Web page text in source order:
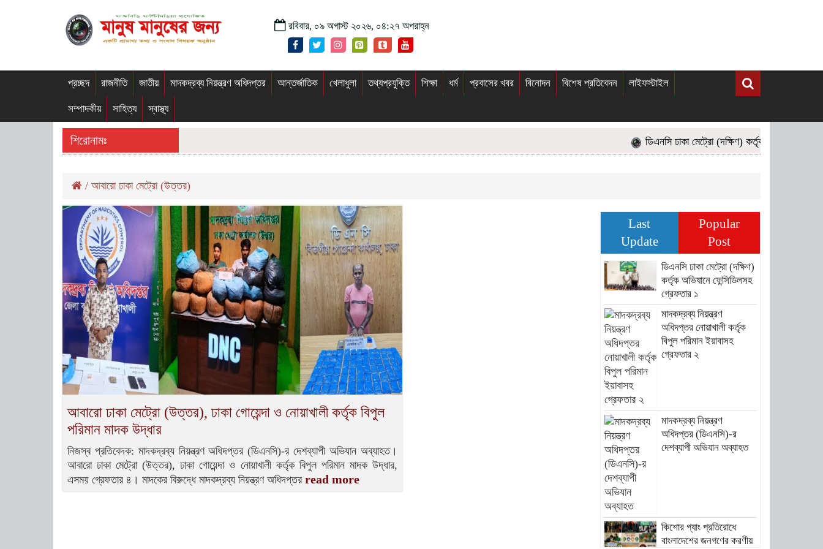
রবিবার, ০৯ অগাস্ট ২০২৬, ০৪:২৭ অপরাহ্ন
প্রচ্ছদ রাজনীতি জাতীয় মাদকদ্রব্য নিয়ন্ত্রণ অধিদপ্তর আন্তর্জাতিক খেলাধুলা তথ্যপ্রযুক্তি শিক্ষা ধর্ম প্রবাসের খবর বিনোদন বিশেষ প্রতিবেদন লাইফস্টাইল
সম্পাদকীয় সাহিত্য স্বাস্থ্য
শিরোনামঃ ডিএনসি ঢাকা মেট্রো (দক্ষিণ) কর্তৃক অভিযানে
/ আবারো ঢাকা মেট্রো (উত্তর)
আবারো ঢাকা মেট্রো (উত্তর), ঢাকা গোয়েন্দা ও নোয়াখালী কর্তৃক বিপুল
পরিমান মাদক উদ্ধার
নিজস্ব প্রতিবেদক: মাদকদ্রব্য নিয়ন্ত্রণ অধিদপ্তর (ডিএনসি)-র দেশব্যাপী অভিযান অব্যাহত।
আবারো ঢাকা মেট্রো (উত্তর), ঢাকা গোয়েন্দা ও নোয়াখালী কর্তৃক বিপুল পরিমান মাদক উদ্ধার,
এসময় গ্রেফতার ৪। মাদকের বিরুদ্ধে মাদকদ্রব্য নিয়ন্ত্রণ অধিদপ্তর read more
Last
Update
Popular
Post
ডিএনসি ঢাকা মেট্রো (দক্ষিণ)
কর্তৃক অভিযানে ফেন্সিডিলসহ
গ্রেফতার ১
মাদকদ্রব্য নিয়ন্ত্রণ
অধিদপ্তর নোয়াখালী কর্তৃক
বিপুল পরিমান ইয়াবাসহ
গ্রেফতার ২
মাদকদ্রব্য নিয়ন্ত্রণ
অধিদপ্তর (ডিএনসি)-র
দেশব্যাপী অভিযান অব্যাহত
কিশোর গ্যাং প্রতিরোধে
বাংলাদেশের জনগণের করণীয়